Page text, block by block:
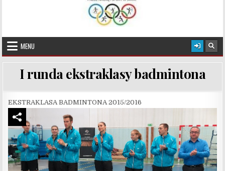
UKS Hubal Białystok
MENU
I runda ekstraklasy badmintona
EKSTRAKLASA BADMINTONA 2015/2016